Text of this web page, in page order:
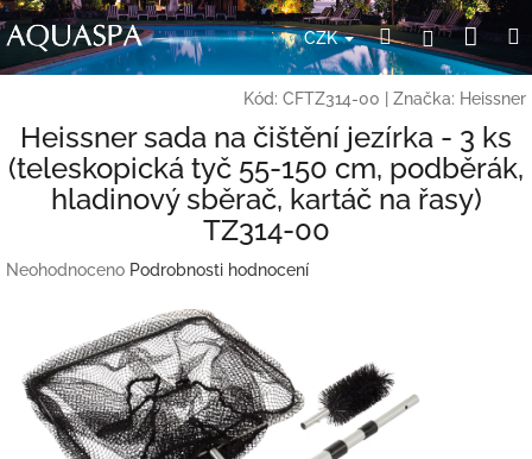
Přejít
na
obsah
CZK HledatPřihlášení
Kód: CFTZ314-00 Značka: Heissner
Heissner sada na čištění jezírka - 3 ks
(teleskopická tyč 55-150 cm, podběrák,
hladinový sběrač, kartáč na řasy)
TZ314-00
Průměrné
hvězdiček.
Neohodnoceno Podrobnosti hodnocení